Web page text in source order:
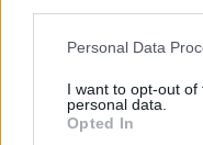
Personal Data
I want to opt-out
personal data.
Opted In
Io sono
Ancora